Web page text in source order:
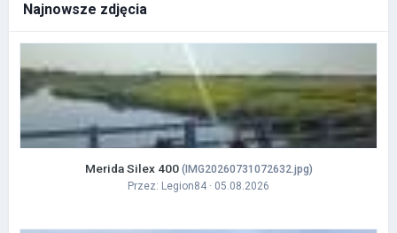
Najnowsze zdjęcia
Merida Silex 400 (IMG20260731072632.jpg)
Przez: Legion84 · 05.08.2026